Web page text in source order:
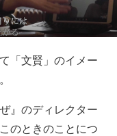
「文賢」のイメー
』のディレクター
のときのことにつ